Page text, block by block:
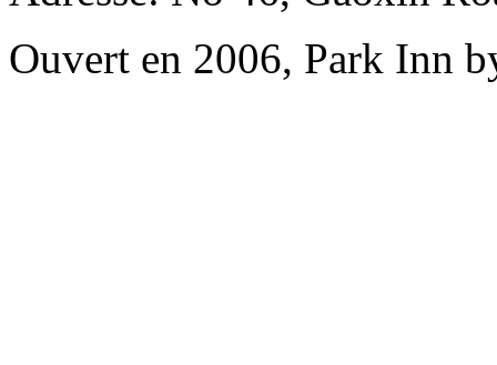
Ouvert en 2006, Park Inn